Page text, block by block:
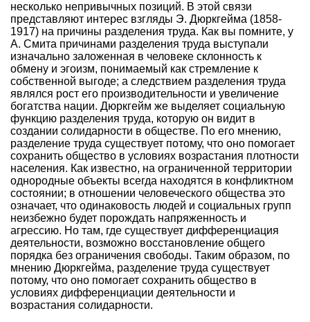
несколько непривычных позиций. В этой связи
представляют интерес взгляды Э. Дюркгейма (1858-
1917) на причины разделения труда. Как вы помните, у
А. Смита причинами разделения труда выступали
изначально заложенная в человеке склонность к
обмену и эгоизм, понимаемый как стремление к
собственной выгоде; а следствием разделения труда
являлся рост его производительности и увеличение
богатства нации. Дюркгейм же выделяет социальную
функцию разделения труда, которую он видит в
создании солидарности в обществе. По его мнению,
разделение труда существует потому, что оно помогает
сохранить общество в условиях возрастания плотности
населения. Как известно, на ограниченной территории
однородные объекты всегда находятся в конфликтном
состоянии; в отношении человеческого общества это
означает, что одинаковость людей и социальных групп
неизбежно будет порождать напряженность и
агрессию. Но там, где существует дифференциация
деятельности, возможно восстановление общего
порядка без ограничения свободы. Таким образом, по
мнению Дюркгейма, разделение труда существует
потому, что оно помогает сохранить общество в
условиях дифференциации деятельности и
возрастания солидарности.